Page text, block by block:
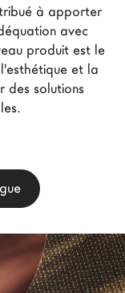
à apporter
avec
produit est le
et la
des solutions